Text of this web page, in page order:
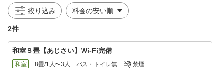
絞り込み
2件
和室８畳【あじさい】Wi-Fi完備
和室 8畳/1人〜3人 バス・トイレ無 禁煙